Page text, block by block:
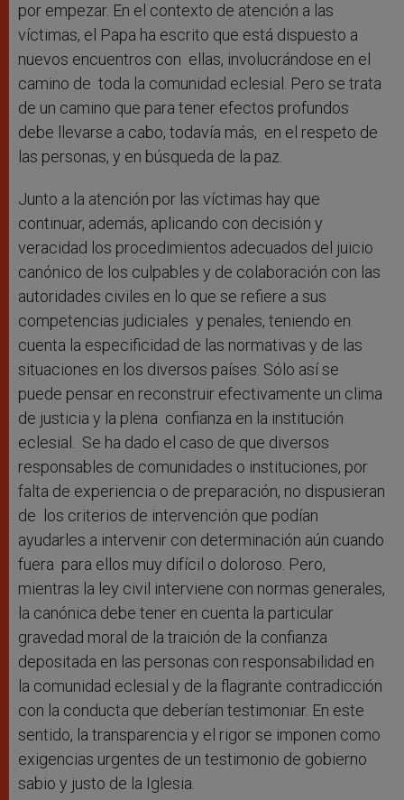
por empezar. En el contexto de atención a las
víctimas, el Papa ha escrito que está dispuesto a
nuevos encuentros con ellas, involucrándose en el
camino de toda la comunidad eclesial. Pero se trata
de un camino que para tener efectos profundos
debe llevarse a cabo, todavía más, en el respeto de
las personas, y en búsqueda de la paz.
Junto a la atención por las víctimas hay que
continuar, además, aplicando con decisión y
veracidad los procedimientos adecuados del juicio
canónico de los culpables y de colaboración con las
autoridades civiles en lo que se refiere a sus
competencias judiciales y penales, teniendo en
cuenta la especificidad de las normativas y de las
situaciones en los diversos países. Sólo así se
puede pensar en reconstruir efectivamente un clima
de justicia y la plena confianza en la institución
eclesial. Se ha dado el caso de que diversos
responsables de comunidades o instituciones, por
falta de experiencia o de preparación, no dispusieran
de los criterios de intervención que podían
ayudarles a intervenir con determinación aún cuando
fuera para ellos muy difícil o doloroso. Pero,
mientras la ley civil interviene con normas generales,
la canónica debe tener en cuenta la particular
gravedad moral de la traición de la confianza
depositada en las personas con responsabilidad en
la comunidad eclesial y de la flagrante contradicción
con la conducta que deberían testimoniar. En este
sentido, la transparencia y el rigor se imponen como
exigencias urgentes de un testimonio de gobierno
sabio y justo de la Iglesia.